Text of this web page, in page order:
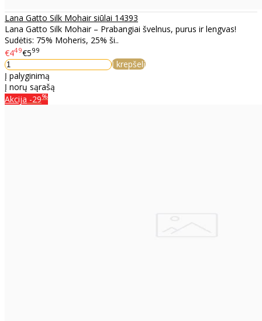
Lana Gatto Silk Mohair siūlai 14393
Lana Gatto Silk Mohair – Prabangiai švelnus, purus ir lengvas!
Sudėtis: 75% Moheris, 25% ši..
€449€599
Į krepšelį
Į palyginimą
Į norų sąrašą
Akcija -29%